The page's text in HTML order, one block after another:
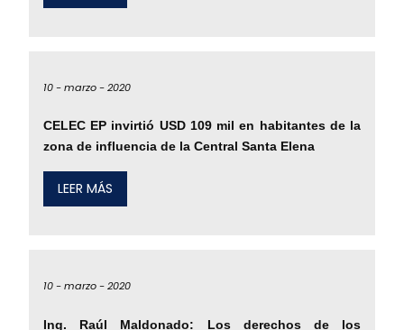
10 -marzo -2020
CELEC EP invirtió USD 109 mil en habitantes de la
zona de influencia de la Central Santa Elena
LEER MÁS
10 -marzo -2020
Ing. Raúl Maldonado: Los derechos de los